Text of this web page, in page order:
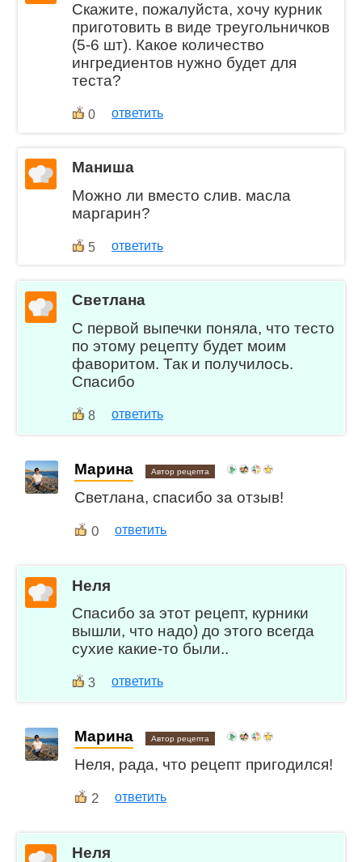
Скажите, пожалуйста, хочу курник
приготовить в виде треугольничков
(5-6 шт). Какое количество
ингредиентов нужно будет для
теста?
0 ответить
Маниша
Можно ли вместо слив. масла
маргарин?
5 ответить
Светлана
С первой выпечки поняла, что тесто
по этому рецепту будет моим
фаворитом. Так и получилось.
Спасибо
8 ответить
Марина Автор рецепта
Светлана, спасибо за отзыв!
0 ответить
Неля
Спасибо за этот рецепт, курники
вышли, что надо) до этого всегда
сухие какие-то были..
3 ответить
Марина Автор рецепта
Неля, рада, что рецепт пригодился!
2 ответить
Неля